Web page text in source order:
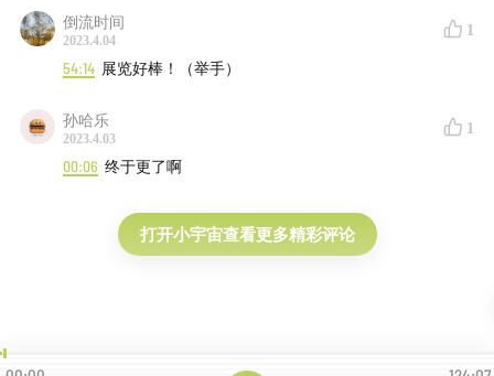
倒流时间
2023.4.04
1
54:14 展览好棒！（举手）
孙哈乐
2023.4.03
1
00:06 终于更了啊
打开小宇宙查看更多精彩评论